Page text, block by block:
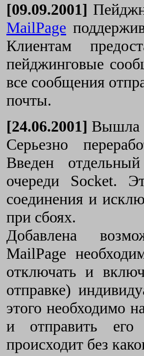
[09.09.2001]
MailPage
Клиентам
пейджинговые
все сообщения
почты.
[24.06.2001] Вышла
Серьезно
Введен
очереди Socket.
соединения и
при сбоях.
Добавлена
MailPage
отключать и
отправке)
этого необходимо
и отправить
происходит без